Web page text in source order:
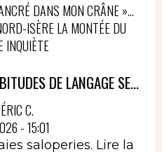
DANS MON CRÂNE »…
ISÈRE LA MONTÉE DU
INQUIÈTE
DE LANGAGE SE...
C.
- 15:01
saloperies. Lire la